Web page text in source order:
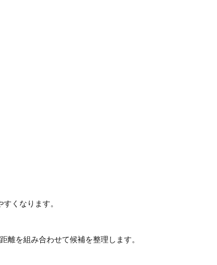
くなります。
離を組み合わせて候補を整理します。